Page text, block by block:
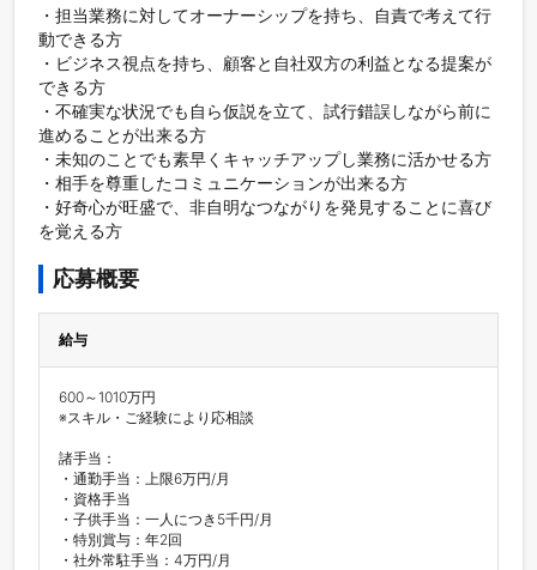
・担当業務に対してオーナーシップを持ち、自責で考えて行
動できる方
・ビジネス視点を持ち、顧客と自社双方の利益となる提案が
できる方
・不確実な状況でも自ら仮説を立て、試行錯誤しながら前に
進めることが出来る方
・未知のことでも素早くキャッチアップし業務に活かせる方
・相手を尊重したコミュニケーションが出来る方
・好奇心が旺盛で、非自明なつながりを発見することに喜び
を覚える方
応募概要
給与
600～1010万円
※スキル・ご経験により応相談
諸手当：
・通勤手当：上限6万円/月
・資格手当
・子供手当：一人につき5千円/月
・特別賞与：年2回
・社外常駐手当：4万円/月